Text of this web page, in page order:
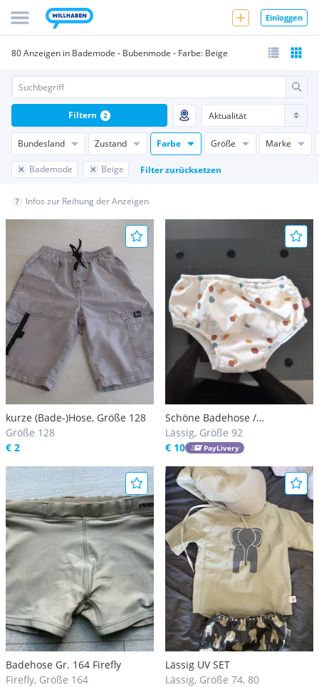
Einloggen
80 Anzeigen in Bademode - Bubenmode - Farbe: Beige
Bundesland Zustand Farbe Größe Marke
Bademode Beige Filter zurücksetzen
Filtern 2
Infos zur Reihung der Anzeigen
kurze (Bade-)Hose, Größe 128
Größe 128
€ 2
Schöne Badehose /
Schwimmhose /
Schwimmwindel von Lässig
Lässig, Größe 92
€ 10
PayLivery
Badehose Gr. 164 Firefly
Firefly, Größe 164
Lässig UV SET
Lässig, Größe 74, 80